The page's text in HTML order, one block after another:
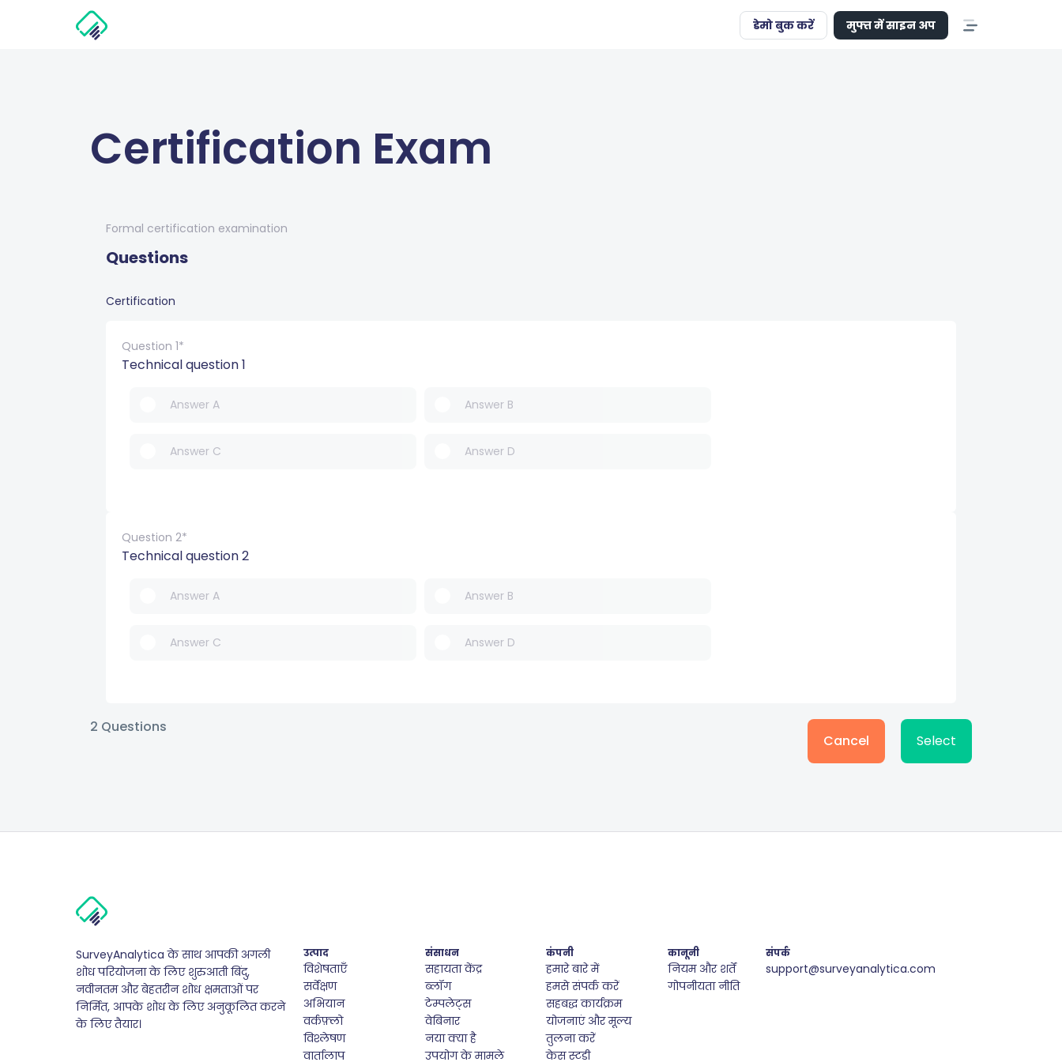
डेमो बुक करें मुफ्त में साइन अप
Certification Exam
Formal certification examination
Questions
Certification
Question 1*
Technical question 1
Answer A Answer B
Answer C Answer D
Question 2*
Technical question 2
Answer A Answer B
Answer C Answer D
2 Questions
Cancel Select
SurveyAnalytica के साथ आपकी अगली
शोध परियोजना के लिए शुरुआती बिंदु,
नवीनतम और बेहतरीन शोध क्षमताओं पर
निर्मित, आपके शोध के लिए अनुकूलित करने
के लिए तैयार।
उत्पाद
विशेषताएँ
सर्वेक्षण
अभियान
वर्कफ़्लो
विश्लेषण
वार्तालाप
संसाधन
सहायता केंद्र
ब्लॉग
टेम्पलेट्स
वेबिनार
नया क्या है
उपयोग के मामले
कंपनी
हमारे बारे में
हमसे संपर्क करें
सहबद्ध कार्यक्रम
योजनाएं और मूल्य
तुलना करें
केस स्टडी
कानूनी
नियम और शर्तें
गोपनीयता नीति
संपर्क
support@surveyanalytica.com